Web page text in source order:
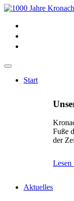
Start
Fuße
der
Lesen
Aktuelles